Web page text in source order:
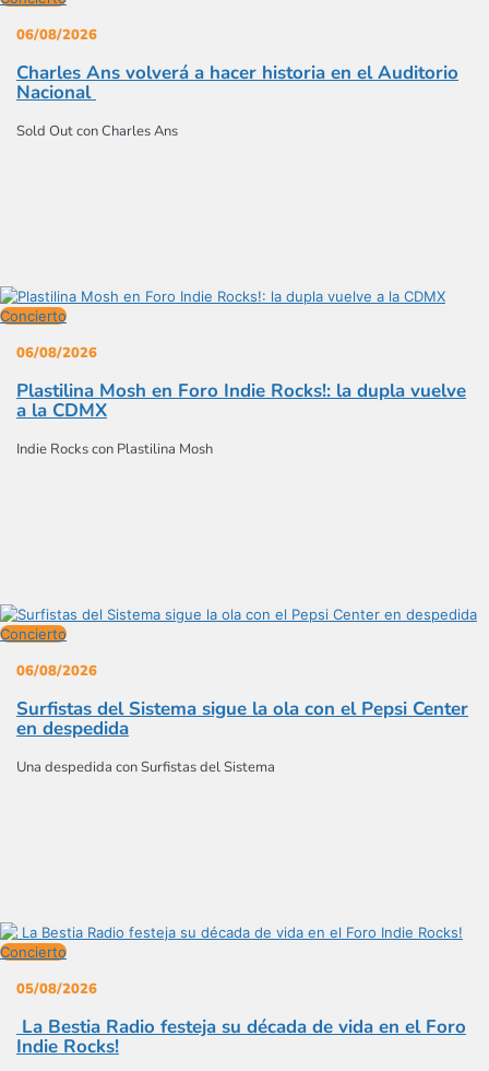
06/08/2026
Charles Ans volverá a hacer historia en el Auditorio
Nacional
Sold Out con Charles Ans
Concierto
06/08/2026
Plastilina Mosh en Foro Indie Rocks!: la dupla vuelve
a la CDMX
Indie Rocks con Plastilina Mosh
Concierto
06/08/2026
Surfistas del Sistema sigue la ola con el Pepsi Center
en despedida
Una despedida con Surfistas del Sistema
Concierto
05/08/2026
La Bestia Radio festeja su década de vida en el Foro
Indie Rocks!